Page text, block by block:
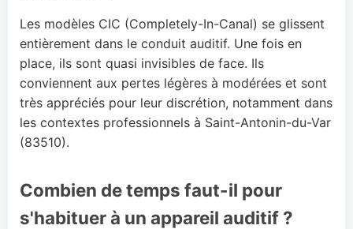
Les modèles CIC (Completely-In-Canal) se glissent
entièrement dans le conduit auditif. Une fois en
place, ils sont quasi invisibles de face. Ils
conviennent aux pertes légères à modérées et sont
très appréciés pour leur discrétion, notamment dans
les contextes professionnels à Saint-Antonin-du-Var
(83510).
Combien de temps faut-il pour
s'habituer à un appareil auditif ?